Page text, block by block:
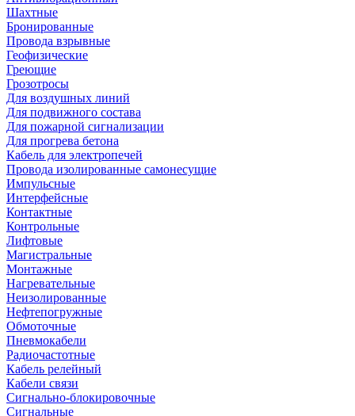
Шахтные
Бронированные
Провода взрывные
Геофизические
Греющие
Грозотросы
Для воздушных линий
Для подвижного состава
Для пожарной сигнализации
Для прогрева бетона
Кабель для электропечей
Провода изолированные самонесущие
Импульсные
Интерфейсные
Контактные
Контрольные
Лифтовые
Магистральные
Монтажные
Нагревательные
Неизолированные
Нефтепогружные
Обмоточные
Пневмокабели
Радиочастотные
Кабель релейный
Кабели связи
Сигнально-блокировочные
Сигнальные